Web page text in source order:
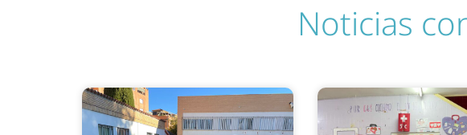
Noticias